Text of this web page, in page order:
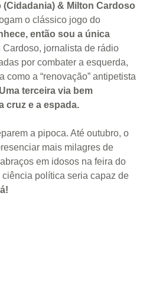
(Cidadania) & Milton Cardoso
o clássico jogo do
então sou a única
Cardoso, jornalista de rádio
por combater a esquerda,
como a “renovação” antipetista
Uma terceira via bem
cruz e a espada.
a pipoca. Até outubro, o
mais milagres de
em idosos na feira do
política seria capaz de